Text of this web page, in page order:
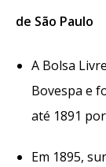
de São Paulo
A Bolsa
Bovespa e
até 1891
Em 1895,